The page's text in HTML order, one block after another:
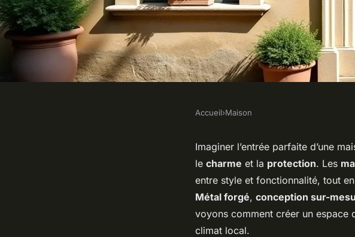
Créer une entrée de
marquise en normandie
6 min de lecture
Accueil›Maison
Imaginer l’entrée parfaite d’une
le charme et la protection. Les
entre style et fonctionnalité, tout
Métal forgé, conception sur-
voyons comment créer un espace
climat local.